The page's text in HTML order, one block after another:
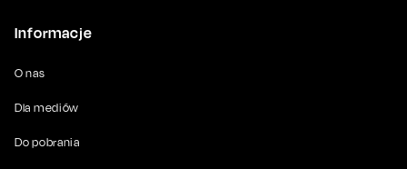
Informacje
O nas
Dla mediów
Do pobrania